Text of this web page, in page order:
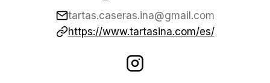
tartas.caseras.ina@gmail.com
https://www.tartasina.com/es/